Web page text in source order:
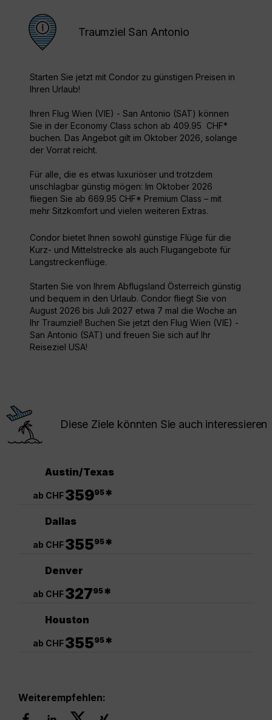
Traumziel San Antonio
Starten Sie jetzt mit Condor zu günstigen Preisen in
Ihren Urlaub!
Ihren Flug Wien (VIE) - San Antonio (SAT) können
Sie in der Economy Class schon ab 409.95 CHF*
buchen. Das Angebot gilt im Oktober 2026, solange
der Vorrat reicht.
Für alle, die es etwas luxuriöser und trotzdem
unschlagbar günstig mögen: Im Oktober 2026
fliegen Sie ab 669.95 CHF* Premium Class – mit
mehr Sitzkomfort und vielen weiteren Extras.
Condor bietet Ihnen sowohl günstige Flüge für die
Kurz- und Mittelstrecke als auch Flugangebote für
Langstreckenflüge.
Starten Sie von Ihrem Abflugsland Österreich günstig
und bequem in den Urlaub. Condor fliegt Sie von
August 2026 bis Juli 2027 etwa 7 mal die Woche an
Ihr Traumziel! Buchen Sie jetzt den Flug Wien (VIE) -
San Antonio (SAT) und freuen Sie sich auf Ihr
Reiseziel USA!
Diese Ziele könnten Sie auch interessieren
Austin/Texas
ab CHF35995*
Dallas
ab CHF35595*
Denver
ab CHF32795*
Houston
ab CHF35595*
Weiterempfehlen: